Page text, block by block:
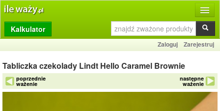
Produkty
Dziennik
Przelicznik
Porównywarka
Kalkulator
Zaloguj Zarejestruj
Tabliczka czekolady Lindt Hello Caramel Brownie
poprzednie
ważenie
następne
ważenie